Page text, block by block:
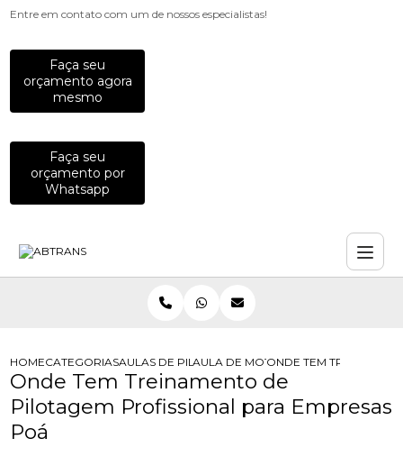
Entre em contato com um de nossos especialistas!
Faça seu
orçamento agora
mesmo
Faça seu
orçamento por
Whatsapp
HOMECATEGORIASAULAS DE PILOTAGEM PARA EMPRESAS
AULA DE MOTO PARA
ONDE TEM
Onde Tem Treinamento de
Pilotagem Profissional para Empresas
Poá